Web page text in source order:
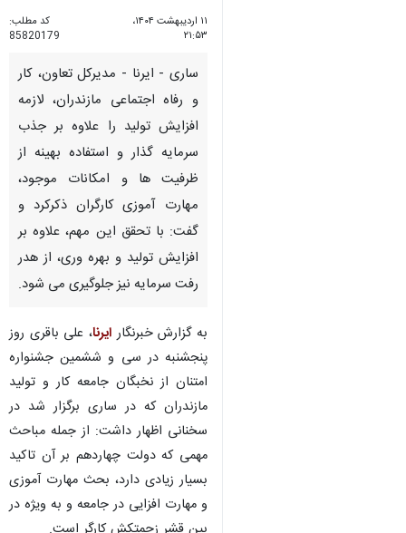
۱۱ اردیبهشت ۱۴۰۴،
۲۱:۵۳
کد مطلب:
85820179
ساری - ایرنا - مدیرکل تعاون، کار
و رفاه اجتماعی مازندران، لازمه
افزایش تولید را علاوه بر جذب
سرمایه گذار و استفاده بهینه از
ظرفیت ها و امکانات موجود،
مهارت آموزی کارگران ذکرکرد و
گفت: با تحقق این مهم، علاوه بر
افزایش تولید و بهره وری، از هدر
رفت سرمایه نیز جلوگیری می شود.
به گزارش خبرنگار ایرنا، علی باقری روز
پنجشنبه در سی و ششمین جشنواره
امتنان از نخبگان جامعه کار و تولید
مازندران که در ساری برگزار شد در
سخنانی اظهار داشت: از جمله مباحث
مهمی که دولت چهاردهم بر آن تاکید
بسیار زیادی دارد، بحث مهارت آموزی
و مهارت افزایی در جامعه و به ویژه در